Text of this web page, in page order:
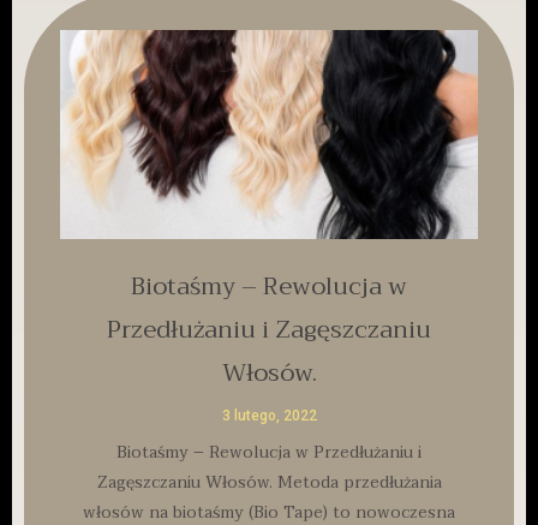
Biotaśmy – Rewolucja w
Przedłużaniu i Zagęszczaniu
Włosów.
3 lutego, 2022
Biotaśmy – Rewolucja w Przedłużaniu i
Zagęszczaniu Włosów. Metoda przedłużania
włosów na biotaśmy (Bio Tape) to nowoczesna